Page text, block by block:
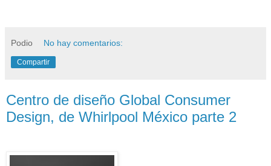
Podio No hay comentarios:
Compartir
Centro de diseño Global Consumer
Design, de Whirlpool México parte 2